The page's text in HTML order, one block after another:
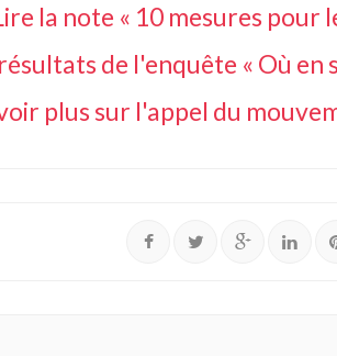
la note « 10 mesures pour
de l'enquête « Où en
plus sur l'appel du